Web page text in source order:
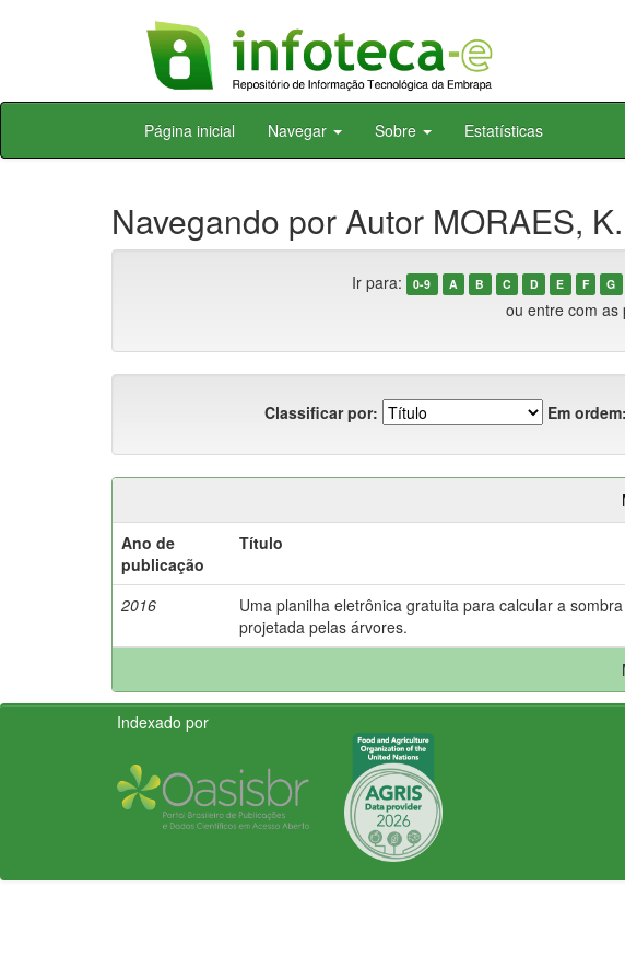
Skip
Página inicial Navegar Sobre Estatísticas
Navegando por Autor MORAES,
Ir para: 0-9 A B C D E F G
ou entre com as
Classificar por: Em ordem:
Ano de
publicação
Título
2016
Uma planilha eletrônica gratuita para calcular a sombra
projetada pelas árvores.
Indexado por